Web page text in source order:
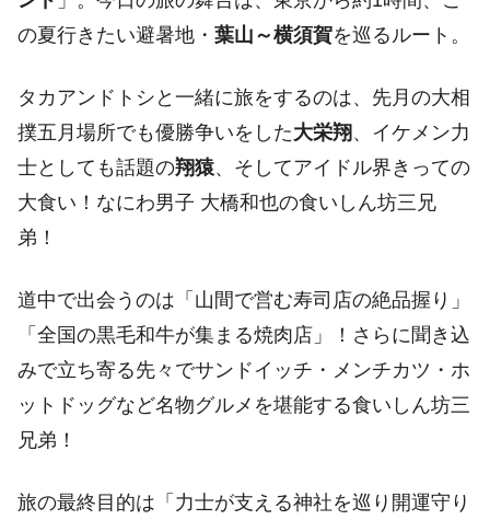
の夏行きたい避暑地・ 葉山～横須賀を巡るルート。
タカアンドトシと一緒に旅をするのは、先月の大相
撲五月場所でも優勝争いをした大栄翔、イケメン力
士としても話題の翔猿、そしてアイドル界きっての
大食い！なにわ男子 大橋和也の食いしん坊三兄
弟！
道中で出会うのは「山間で営む寿司店の絶品握り」
「全国の黒毛和牛が集まる焼肉店」！さらに聞き込
みで立ち寄る先々でサンドイッチ・メンチカツ・ホ
ットドッグなど名物グルメを堪能する食いしん坊三
兄弟！
旅の最終目的は「力士が支える神社を巡り開運守り